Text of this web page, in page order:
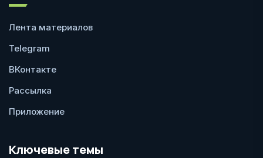
Лента материалов
Telegram
ВКонтакте
Рассылка
Приложение
Ключевые темы